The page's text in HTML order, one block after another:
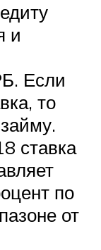
и
Если
то
ставка
по
от